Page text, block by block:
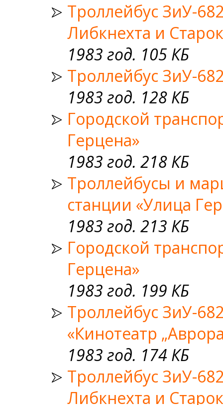
Троллейбус ЗиУ-
Либкнехта и
1983 год. 105 КБ
Троллейбус ЗиУ-
1983 год. 128 КБ
Городской
Герцена»
1983 год. 218 КБ
Троллейбусы и
станции «Улица
1983 год. 213 КБ
Городской
Герцена»
1983 год. 199 КБ
Троллейбус ЗиУ-
«Кинотеатр
1983 год. 174 КБ
Троллейбус ЗиУ-
Либкнехта и